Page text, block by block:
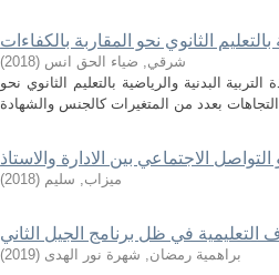
الثانوي نحو المقاربة بالكفاءات
شرقي, ضياء الحق انس (
2018
)
البدنية والرياضية بالتعليم الثانوي نحو
التواصل الاجتماعي بين الادارة والاستاذ
ميزاب, سليم (
2018
)
التعليمية في ظل برنامج الجيل الثاني
براهمية رمضان, شهرة نور الهدى (
2019
)